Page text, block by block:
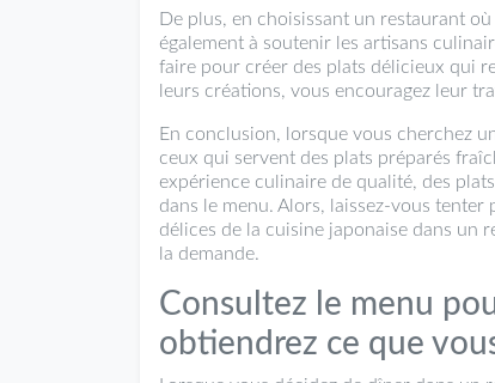
De plus, en choisissant un restaurant
également à soutenir les artisans
faire pour créer des plats délicieux qui
leurs créations, vous encouragez leur
En conclusion, lorsque vous cherchez
ceux qui servent des plats préparés
expérience culinaire de qualité, des
dans le menu. Alors, laissez-vous
délices de la cuisine japonaise dans un
la demande.
Consultez le menu
obtiendrez ce que